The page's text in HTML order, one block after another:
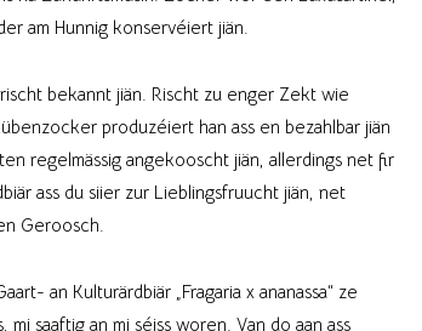
am Hunnig konservéiert jiän.
bekannt jiän. Rischt zu enger Zekt wie
produzéiert han ass en bezahlbar jiän
regelmässig angekooscht jiän, allerdings net fir
ass du siier zur Lieblingsfruucht jiän, net
Geroosch.
an Kulturärdbiär „Fragaria x ananassa“ ze
saaftig an mi séiss woren. Van do aan ass